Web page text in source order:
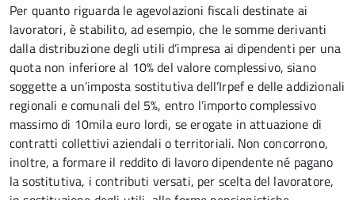
Per quanto riguarda le agevolazioni fiscali destinate ai
lavoratori, è stabilito, ad esempio, che le somme derivanti
dalla distribuzione degli utili d’impresa ai dipendenti per una
quota non inferiore al 10% del valore complessivo, siano
soggette a un’imposta sostitutiva dell’Irpef e delle addizionali
regionali e comunali del 5%, entro l’importo complessivo
massimo di 10mila euro lordi, se erogate in attuazione di
contratti collettivi aziendali o territoriali. Non concorrono,
inoltre, a formare il reddito di lavoro dipendente né pagano
la sostitutiva, i contributi versati, per scelta del lavoratore,